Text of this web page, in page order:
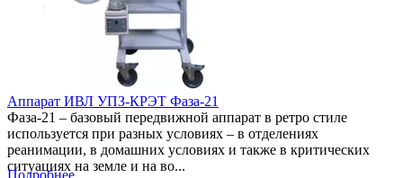
Аппарат ИВЛ УПЗ-КРЭТ Фаза-21
Фаза-21 – базовый передвижной аппарат в ретро стиле
используется при разных условиях – в отделениях
реанимации, в домашних условиях и также в критических
ситуациях на земле и на во...
Подробнее